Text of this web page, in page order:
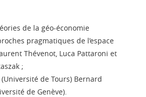
de la géo-économie
pragmatiques de l’espace
Thévenot, Luca Pattaroni et
;
de Tours) Bernard
de Genève).